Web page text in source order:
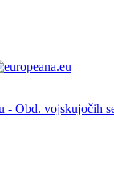
- Obd. vojskujočih